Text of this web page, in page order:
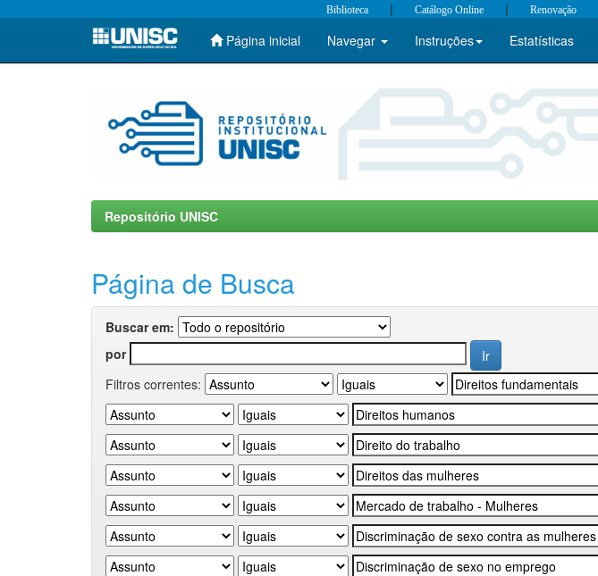
Skip
Biblioteca | Catálogo Online | Renovação
Página inicial Navegar Instruções Estatísticas
Repositório UNISC
Página de Busca
Buscar em:
por
Filtros correntes: